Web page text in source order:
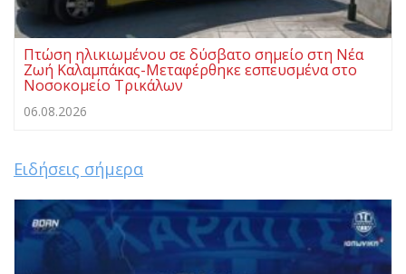
Πτώση ηλικιωμένου σε δύσβατο σημείο στη Νέα
Ζωή Καλαμπάκας-Μεταφέρθηκε εσπευσμένα στο
Νοσοκομείο Τρικάλων
06.08.2026
Ειδήσεις σήμερα